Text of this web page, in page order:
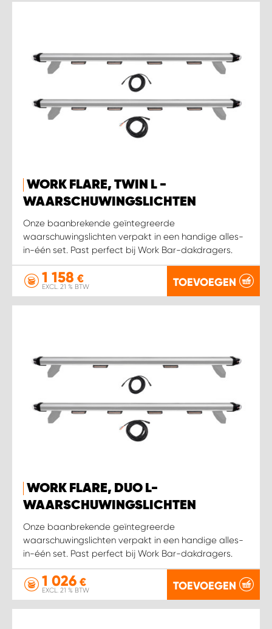
WORK FLARE, TWIN L -
WAARSCHUWINGSLICHTEN
Onze baanbrekende geïntegreerde
waarschuwingslichten verpakt in een handige alles-
in-één set. Past perfect bij Work Bar-dakdragers.
1 158 €
EXCL. 21 % BTW TOEVOEGEN
WORK FLARE, DUO L-
WAARSCHUWINGSLICHTEN
Onze baanbrekende geïntegreerde
waarschuwingslichten verpakt in een handige alles-
in-één set. Past perfect bij Work Bar-dakdragers.
1 026 €
EXCL. 21 % BTW TOEVOEGEN